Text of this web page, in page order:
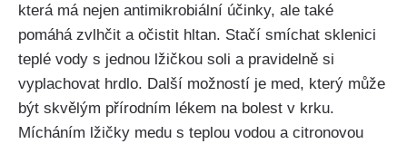
která má nejen antimikrobiální účinky, ale také
pomáhá zvlhčit a očistit hltan. Stačí ⁤smíchat sklenici
teplé vody s⁢ jednou‌ lžičkou ​soli a pravidelně ⁢si‍
vyplachovat ⁣hrdlo.⁢ Další možností je med, který může
být skvělým přírodním ‌lékem ‍na bolest ⁤v krku.
Mícháním⁢ lžičky medu s teplou vodou a citronovou​